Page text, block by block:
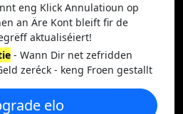
eng Klick Annulatioun op
an Äre Kont bleift fir de
aktualiséiert!
- Wann Dir net zefridden
zeréck - keng Froen gestallt
elo